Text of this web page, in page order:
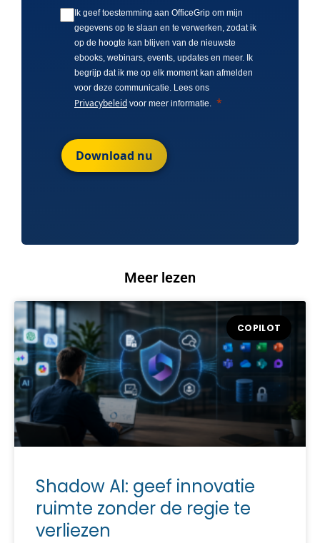
Ik geef toestemming aan OfficeGrip om mijn
gegevens op te slaan en te verwerken, zodat ik
op de hoogte kan blijven van de nieuwste
ebooks, webinars, events, updates en meer. Ik
begrijp dat ik me op elk moment kan afmelden
voor deze communicatie. Lees ons
Privacybeleid voor meer informatie.
Download nu
Meer lezen
COPILOT
Shadow AI: geef innovatie
ruimte zonder de regie te
verliezen